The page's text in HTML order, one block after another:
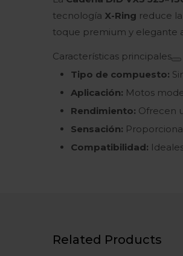
tecnología X-Ring reduce
toque premium y elegante
Características principales
Tipo de compuesto:
Aplicación: Motos
Rendimiento: Ofrecen
Sensación:
Compatibilidad:
Related Products